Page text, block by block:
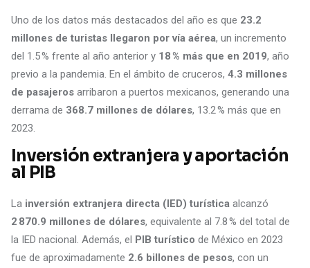
Uno de los datos más destacados del año es que 23.2
millones de turistas llegaron por vía aérea, un incremento
del 1.5 % frente al año anterior y 18 % más que en 2019, año
previo a la pandemia. En el ámbito de cruceros, 4.3 millones
de pasajeros arribaron a puertos mexicanos, generando una
derrama de 368.7 millones de dólares, 13.2 % más que en
2023.
Inversión extranjera y aportación
al PIB
La inversión extranjera directa (IED) turística alcanzó
2 870.9 millones de dólares, equivalente al 7.8 % del total de
la IED nacional. Además, el PIB turístico de México en 2023
fue de aproximadamente 2.6 billones de pesos, con un